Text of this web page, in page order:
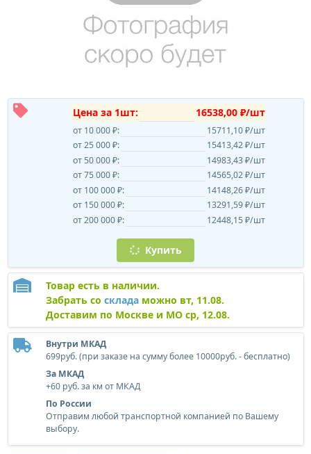
Цена за 1шт: 16538,00 ₽/шт
от 10 000 ₽:
15711,10 ₽/шт
от 25 000 ₽:
15413,42 ₽/шт
от 50 000 ₽:
14983,43 ₽/шт
от 75 000 ₽:
14565,02 ₽/шт
от 100 000 ₽:
14148,26 ₽/шт
от 150 000 ₽:
13291,59 ₽/шт
от 200 000 ₽:
12448,15 ₽/шт
Купить
Товар есть в наличии.
Забрать со складаможно вт, 11.08.
Доставим по Москве и МО ср, 12.08.
Внутри МКАД
699руб. (при заказе на сумму более 10000руб. - бесплатно)
За МКАД
+60 руб. за км от МКАД
По России
Отправим любой транспортной компанией по Вашему
выбору.